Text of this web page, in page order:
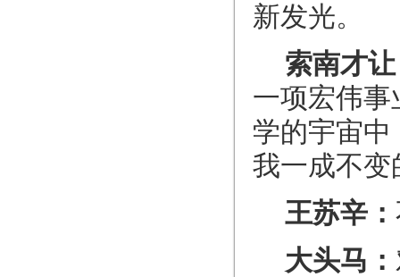
新发光。
索南才
一项宏伟
学的宇宙中
我一成不变
王苏辛：
大头马：